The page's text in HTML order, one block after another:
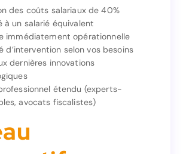
des coûts salariaux de 40%
à un salarié équivalent
immédiatement opérationnelle
d’intervention selon vos besoins
dernières innovations
étendu (experts-
avocats fiscalistes)
Bénéfices économiques directs :
des coûts salariaux de 40%
comparé à un salarié équivalent
immédiatement opérationnelle
d’intervention selon vos besoins
Accès aux dernières innovations
technologiques
professionnel étendu (experts-